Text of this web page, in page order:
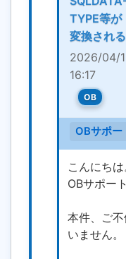
TYPE等が
変換される
2026/04/
16:17
OB
OBサポー
こんにちは
OBサポー
本件、ご
いません。